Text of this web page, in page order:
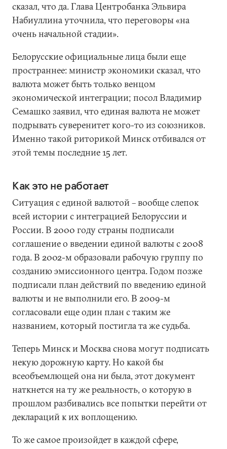
сказал, что да. Глава Центробанка Эльвира
Набиуллина уточнила, что переговоры «на
очень начальной стадии».
Белорусские официальные лица были еще
пространнее: министр экономики сказал, что
валюта может быть только венцом
экономической интеграции; посол Владимир
Семашко заявил, что единая валюта не может
подрывать суверенитет кого-то из союзников.
Именно такой риторикой Минск отбивался от
этой темы последние 15 лет.
Как это не работает
Ситуация с единой валютой – вообще слепок
всей истории с интеграцией Белоруссии и
России. В 2000 году страны подписали
соглашение о введении единой валюты с 2008
года. В 2002-м образовали рабочую группу по
созданию эмиссионного центра. Годом позже
подписали план действий по введению единой
валюты и не выполнили его. В 2009-м
согласовали еще один план с таким же
названием, который постигла та же судьба.
Теперь Минск и Москва снова могут подписать
некую дорожную карту. Но какой бы
всеобъемлющей она ни была, этот документ
наткнется на ту же реальность, о которую в
прошлом разбивались все попытки перейти от
деклараций к их воплощению.
То же самое произойдет в каждой сфере,